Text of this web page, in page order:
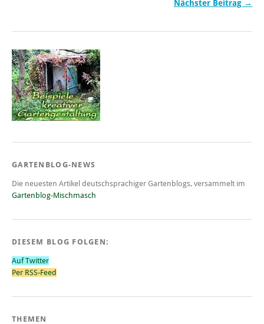
Nächster Beitrag →
GARTENBLOG-NEWS
Die neuesten Artikel deutschsprachiger Gartenblogs, versammelt im
Gartenblog-Mischmasch
DIESEM BLOG FOLGEN:
Auf Twitter
Per RSS-Feed
THEMEN